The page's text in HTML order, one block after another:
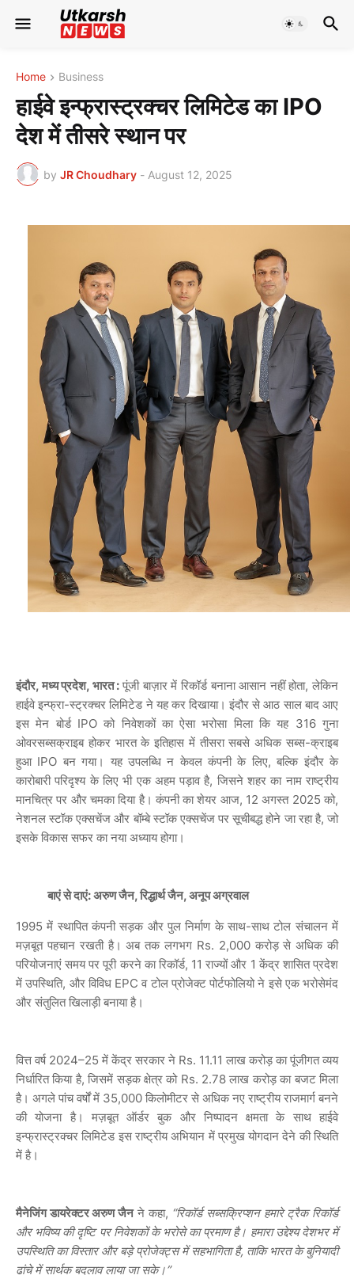
Home Business
हाईवे इन्फ्रास्ट्रक्चर लिमिटेड का IPO
देश में तीसरे स्थान पर
by JR Choudhary - August 12, 2025
इंदौर, मध्य प्रदेश, भारत :पूंजी बाज़ार में रिकॉर्ड बनाना आसान नहीं होता, लेकिन
हाईवे इन्फ्रा-स्ट्रक्चर लिमिटेड ने यह कर दिखाया। इंदौर से आठ साल बाद आए
इस मेन बोर्ड IPO को निवेशकों का ऐसा भरोसा मिला कि यह 316 गुना
ओवरसब्सक्राइब होकर भारत के इतिहास में तीसरा सबसे अधिक सब्स-क्राइब
हुआ IPO बन गया। यह उपलब्धि न केवल कंपनी के लिए, बल्कि इंदौर के
कारोबारी परिदृश्य के लिए भी एक अहम पड़ाव है, जिसने शहर का नाम राष्ट्रीय
मानचित्र पर और चमका दिया है। कंपनी का शेयर आज, 12 अगस्त 2025 को,
नेशनल स्टॉक एक्सचेंज और बॉम्बे स्टॉक एक्सचेंज पर सूचीबद्ध होने जा रहा है, जो
इसके विकास सफर का नया अध्याय होगा।
बाएं से दाएं: अरुण जैन, रिद्धार्थ जैन, अनूप अग्रवाल
1995 में स्थापित कंपनी सड़क और पुल निर्माण के साथ-साथ टोल संचालन में
मज़बूत पहचान रखती है। अब तक लगभग Rs. 2,000 करोड़ से अधिक की
परियोजनाएं समय पर पूरी करने का रिकॉर्ड, 11 राज्यों और 1 केंद्र शासित प्रदेश
में उपस्थिति, और विविध EPC व टोल प्रोजेक्ट पोर्टफोलियो ने इसे एक भरोसेमंद
और संतुलित खिलाड़ी बनाया है।
वित्त वर्ष 2024–25 में केंद्र सरकार ने Rs. 11.11 लाख करोड़ का पूंजीगत व्यय
निर्धारित किया है, जिसमें सड़क क्षेत्र को Rs. 2.78 लाख करोड़ का बजट मिला
है। अगले पांच वर्षों में 35,000 किलोमीटर से अधिक नए राष्ट्रीय राजमार्ग बनने
की योजना है। मज़बूत ऑर्डर बुक और निष्पादन क्षमता के साथ हाईवे
इन्फ्रास्ट्रक्चर लिमिटेड इस राष्ट्रीय अभियान में प्रमुख योगदान देने की स्थिति
में है।
मैनेजिंग डायरेक्टर अरुण जैनने कहा, “रिकॉर्ड सब्सक्रिप्शन हमारे ट्रैक रिकॉर्ड
और भविष्य की दृष्टि पर निवेशकों के भरोसे का प्रमाण है। हमारा उद्देश्य देशभर में
उपस्थिति का विस्तार और बड़े प्रोजेक्ट्स में सहभागिता है, ताकि भारत के बुनियादी
ढांचे में सार्थक बदलाव लाया जा सके।”